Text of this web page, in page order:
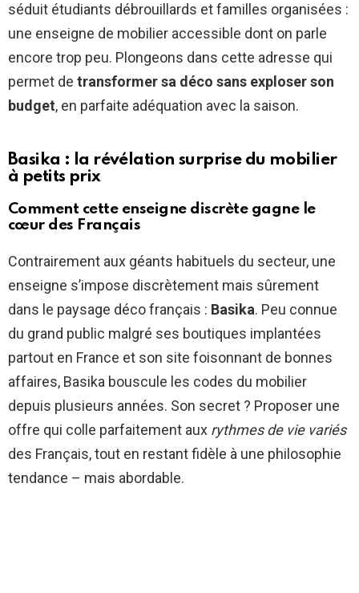
séduit étudiants débrouillards et familles organisées :
une enseigne de mobilier accessible dont on parle
encore trop peu. Plongeons dans cette adresse qui
permet de transformer sa déco sans exploser son
budget, en parfaite adéquation avec la saison.
Basika : la révélation surprise du mobilier
à petits prix
Comment cette enseigne discrète gagne le
cœur des Français
Contrairement aux géants habituels du secteur, une
enseigne s’impose discrètement mais sûrement
dans le paysage déco français : Basika. Peu connue
du grand public malgré ses boutiques implantées
partout en France et son site foisonnant de bonnes
affaires, Basika bouscule les codes du mobilier
depuis plusieurs années. Son secret ? Proposer une
offre qui colle parfaitement aux rythmes de vie variés
des Français, tout en restant fidèle à une philosophie
tendance – mais abordable.